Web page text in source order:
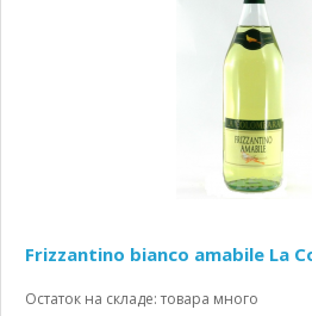
Frizzantino bianco amabile La
Остаток на складе: товара много